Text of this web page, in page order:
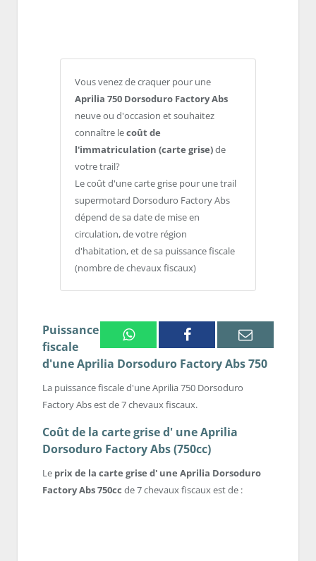
Vous venez de craquer pour une
Aprilia 750 Dorsoduro Factory Abs
neuve ou d'occasion et souhaitez
connaître lecoût de
l'immatriculation (carte grise)de
votre trail?
Le coût d'une carte grise pour une trail
supermotard Dorsoduro Factory Abs
dépend de sa date de mise en
circulation, de votre région
d'habitation, et de sa puissance fiscale
(nombre de chevaux fiscaux)
WhatsappFacebook Email
Puissance
fiscale
d'une Aprilia Dorsoduro Factory Abs 750
La puissance fiscale d'une Aprilia 750 Dorsoduro
Factory Abs est de 7 chevaux fiscaux.
Coût de la carte grise d' une Aprilia
Dorsoduro Factory Abs (750cc)
Le prix de la carte grise d' une Aprilia Dorsoduro
Factory Abs 750cc de 7 chevaux fiscaux est de :